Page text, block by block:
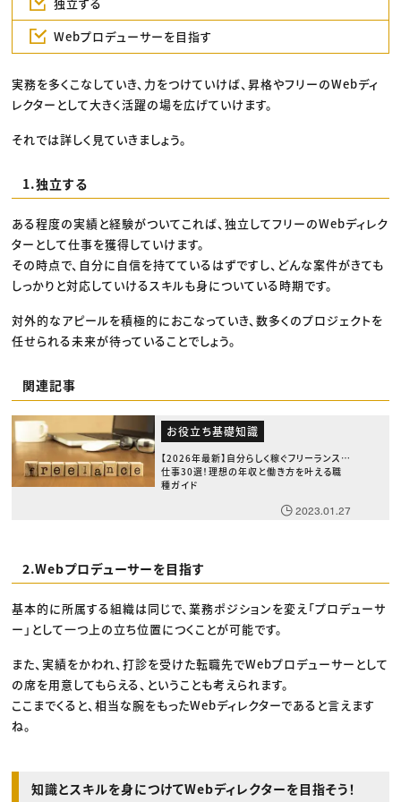
Webプロデューサーを目指す
実務を多くこなしていき、力をつけていけば、昇格やフリーのWebディ
レクターとして大きく活躍の場を広げていけます。
それでは詳しく見ていきましょう。
1.独立する
ある程度の実績と経験がついてこれば、独立してフリーのWebディレク
ターとして仕事を獲得していけます。
その時点で、自分に自信を持てているはずですし、どんな案件がきても
しっかりと対応していけるスキルも身についている時期です。
対外的なアピールを積極的におこなっていき、数多くのプロジェクトを
任せられる未来が待っていることでしょう。
関連記事
お役立ち基礎知識
【2026年最新】自分らしく稼ぐフリーランスの
仕事30選！理想の年収と働き方を叶える職
種ガイド
2023.01.27
2.Webプロデューサーを目指す
基本的に所属する組織は同じで、業務ポジションを変え「プロデューサ
ー」として一つ上の立ち位置につくことが可能です。
また、実績をかわれ、打診を受けた転職先でWebプロデューサーとして
の席を用意してもらえる、ということも考えられます。
ここまでくると、相当な腕をもったWebディレクターであると言えます
ね。
知識とスキルを身につけてWebディレクターを目指そう！